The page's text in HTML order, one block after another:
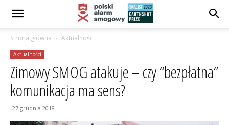
Strona główna Aktualności
Aktualności
Zimowy SMOG atakuje – czy “bezpłatna”
komunikacja ma sens?
27 grudnia 2018